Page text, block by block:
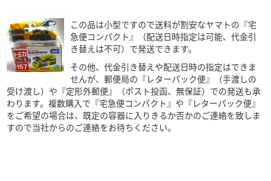
この品は小型ですので送料が割安なヤマトの『宅
急便コンパクト』（配送日時指定は可能、代金引
き替えは不可）で発送できます。
その他、代金引き替えや配送日時の指定はできま
せんが、郵便局の『レターパック便』（手渡しの
受け渡し）や『定形外郵便』（ポスト投函、無保証）での発送も承
わります。複数購入で『宅急便コンパクト』や『レターパック便』
をご希望の場合は、既定の容器に入りきるか否かのご連絡を致しま
すので当社からのご連絡をお待ちください。